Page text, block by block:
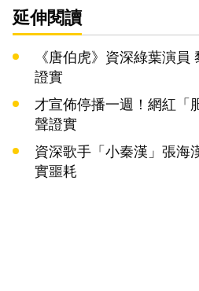
延伸閱讀
《唐伯虎》資深綠葉演
證實
才宣佈停播一週！網紅「
聲證實
資深歌手「小秦漢」張海
實噩耗